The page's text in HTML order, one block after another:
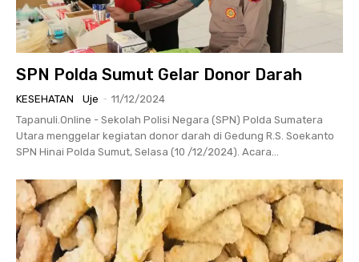
SPN Polda Sumut Gelar Donor Darah
KESEHATAN Uje - 11/12/2024
Tapanuli.Online - Sekolah Polisi Negara (SPN) Polda Sumatera
Utara menggelar kegiatan donor darah di Gedung R.S. Soekanto
SPN Hinai Polda Sumut, Selasa (10 /12/2024). Acara...